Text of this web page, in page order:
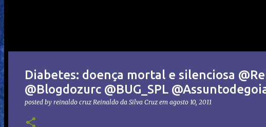
Diabetes: doença mortal e silenciosa
@Blogdozurc @BUG_SPL
posted by reinaldo cruz Reinaldo da Silva Cruz em agosto 10, 2011